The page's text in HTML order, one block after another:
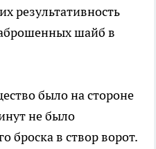
результативность
шайб в
было на стороне
не было
броска в створ ворот.